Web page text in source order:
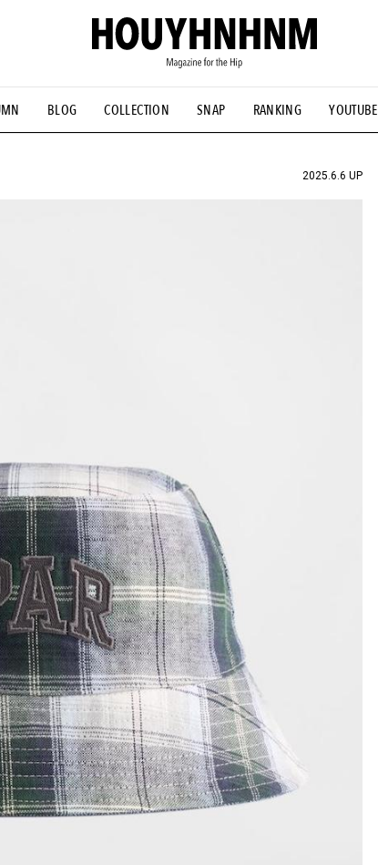
BLOG COLLECTION SNAP RANKING YOUTUBE
#古着サミット #NEW VINTAGE #マイナーグッド図鑑
#FOCUS IT #AH.H #ととけん #FASHION #MUSIC
2025.6.6 UP